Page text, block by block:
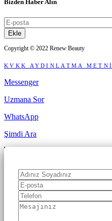
Bizden Haber Alın
Ekle
Copyright © 2022 Renew Beauty
KVKK AYDINLATMA METNİ
Messenger
Uzmana Sor
WhatsApp
Şimdi Ara